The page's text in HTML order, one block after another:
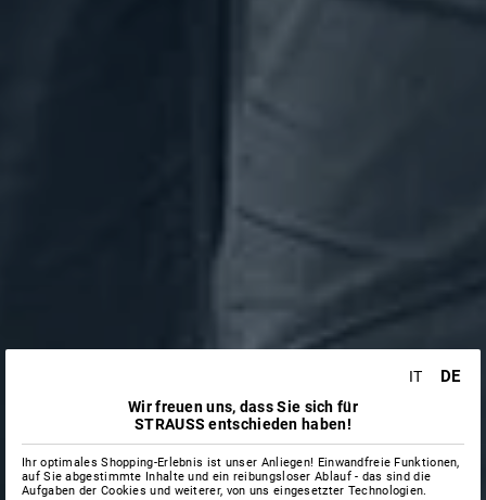
IT DE
Wir freuen uns, dass Sie sich für
STRAUSS entschieden haben!
Ihr optimales Shopping-Erlebnis ist unser Anliegen! Einwandfreie Funktionen,
auf Sie abgestimmte Inhalte und ein reibungsloser Ablauf - das sind die
Aufgaben der Cookies und weiterer, von uns eingesetzter Technologien.